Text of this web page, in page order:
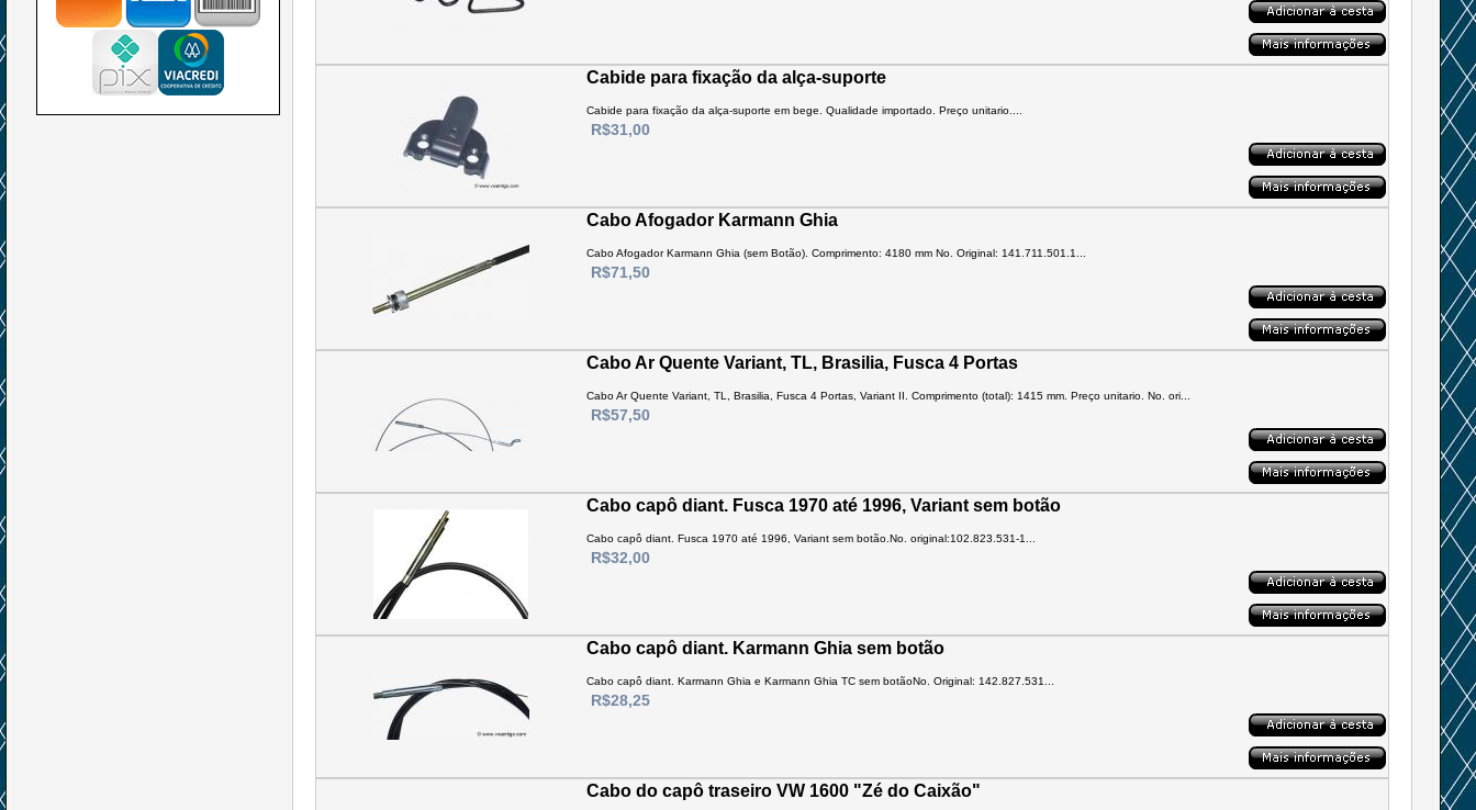
Cabide para fixação da alça-suporte
Cabide para fixação da alça-suporte em bege. Qualidade importado. Preço unitario....
R$31,00
Cabo Afogador Karmann Ghia
Cabo Afogador Karmann Ghia (sem Botão). Comprimento: 4180 mm No. Original: 141.711.501.1...
R$71,50
Cabo Ar Quente Variant, TL, Brasilia, Fusca 4 Portas
Cabo Ar Quente Variant, TL, Brasilia, Fusca 4 Portas, Variant II. Comprimento (total): 1415 mm. Preço unitario. No. ori...
R$57,50
Cabo capô diant. Fusca 1970 até 1996, Variant sem botão
Cabo capô diant. Fusca 1970 até 1996, Variant sem botão.No. original:102.823.531-1...
R$32,00
Cabo capô diant. Karmann Ghia sem botão
Cabo capô diant. Karmann Ghia e Karmann Ghia TC sem botãoNo. Original: 142.827.531...
R$28,25
Cabo do capô traseiro VW 1600 "Zé do Caixão"